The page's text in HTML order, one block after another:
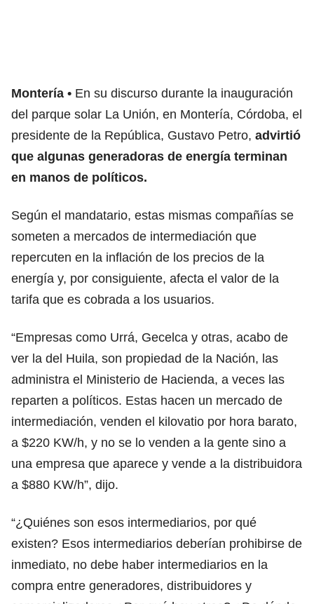
Montería
En su discurso durante la inauguración
del parque solar La Unión, en Montería, Córdoba, el
presidente de la República, Gustavo Petro, advirtió
que algunas generadoras de energía terminan
en manos de políticos.
Según el mandatario, estas mismas compañías se
someten a mercados de intermediación que
repercuten en la inflación de los precios de la
energía y, por consiguiente, afecta el valor de la
tarifa que es cobrada a los usuarios.
“Empresas como Urrá, Gecelca y otras, acabo de
ver la del Huila, son propiedad de la Nación, las
administra el Ministerio de Hacienda, a veces las
reparten a políticos. Estas hacen un mercado de
intermediación, venden el kilovatio por hora barato,
a $220 KW/h, y no se lo venden a la gente sino a
una empresa que aparece y vende a la distribuidora
a $880 KW/h”, dijo.
“¿Quiénes son esos intermediarios, por qué
existen? Esos intermediarios deberían prohibirse de
inmediato, no debe haber intermediarios en la
compra entre generadores, distribuidores y